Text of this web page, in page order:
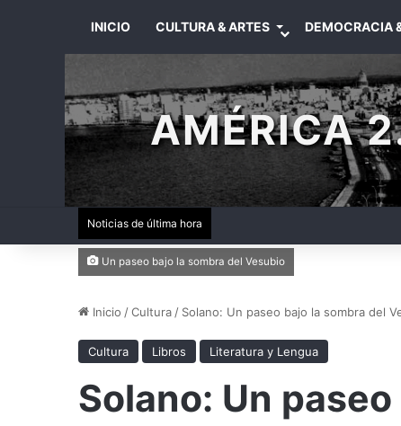
INICIO CULTURA & ARTES DEMOCRACIA
AMÉRICA
Noticias de última hora
Un paseo bajo la sombra del Vesubio
Inicio /Cultura / Solano: Un paseo bajo la sombra del
Cultura Libros Literatura y Lengua
Solano: Un